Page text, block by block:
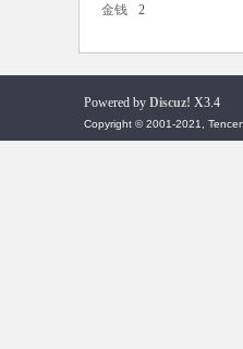
传
金钱
2
Powered by Discuz! X3.4
Copyright © 2001-2021,